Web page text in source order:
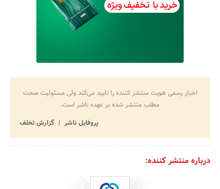
اخبار رسمی هویت منتشر کننده را تایید می‌کند ولی مسئولیت صحت
مطلب منتشر شده بر عهده ناشر است.
پروفایل ناشر
گزارش تخلف
درباره منتشر کننده: